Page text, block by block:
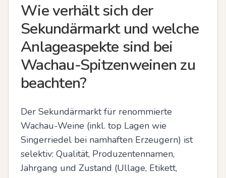
Wie verhält sich der
Sekundärmarkt und welche
Anlageaspekte sind bei
Wachau-Spitzenweinen zu
beachten?
Der Sekundärmarkt für renommierte
Wachau-Weine (inkl. top Lagen wie
Singerriedel bei namhaften Erzeugern) ist
selektiv: Qualität, Produzentennamen,
Jahrgang und Zustand (Ullage, Etikett,